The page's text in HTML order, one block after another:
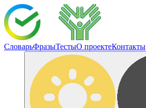
СловарьФразыТестыО проектеКонтакты